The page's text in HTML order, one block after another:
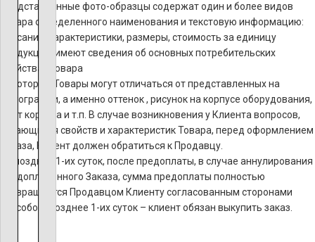
Представленные фото-образцы содержат один и более видов
товара определенного наименования и текстовую информацию:
описание, характеристики, размеры, стоимость за единицу
продукции, имеют сведения об основных потребительских
свойствах товара
Некоторые Товары могут отличаться от представленных на
фотографии, а именно оттенок , рисунок на корпусе оборудования,
цвет корпуса и т.п. В случае возникновения у Клиента вопросов,
касающихся свойств и характеристик Товара, перед оформлением
Заказа, Клиент должен обратиться к Продавцу.
Не позднее 1-их суток, после предоплаты, в случае аннулирования
предоплаченного Заказа, сумма предоплаты полностью
возвращается Продавцом Клиенту согласованным сторонами
способом, позднее 1-их суток – клиент обязан выкупить заказ.